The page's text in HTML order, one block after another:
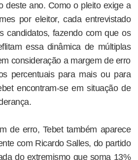
deste ano. Como o pleito exige a
por eleitor, cada entrevistado
candidatos, fazendo com que os
essa dinâmica de múltiplas
consideração a margem de erro
percentuais para mais ou para
encontram-se em situação de
de erro, Tebet também aparece
com Ricardo Salles, do partido
do extremismo que soma 13%